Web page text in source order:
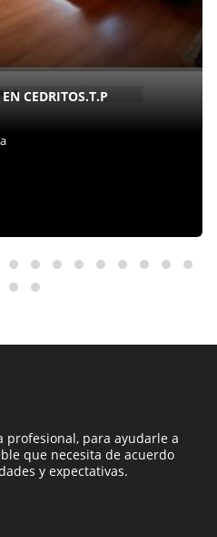
CEDRITOS.T.P
profesional, para ayudarle a
que necesita de acuerdo
y expectativas.